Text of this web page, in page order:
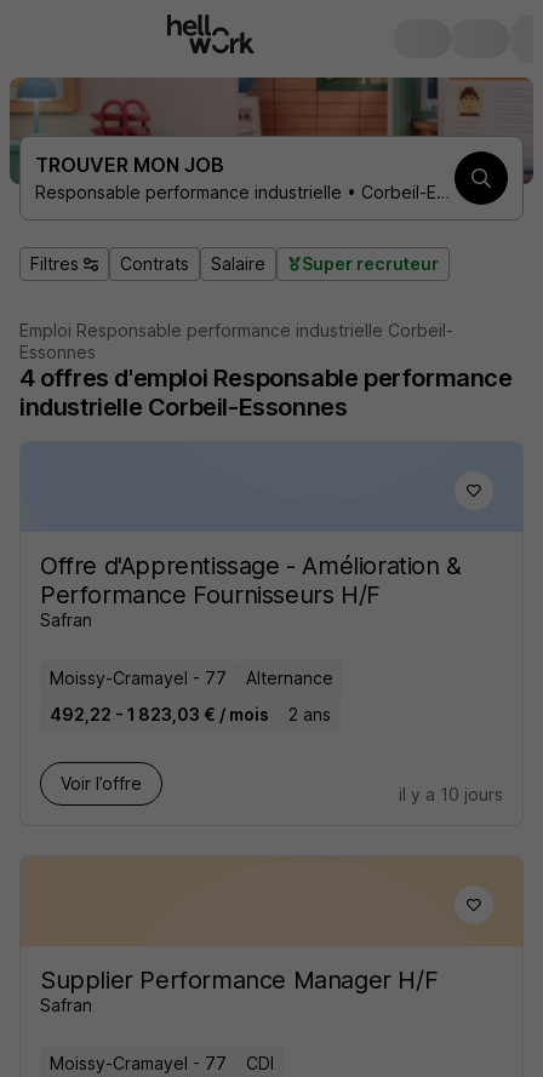
TROUVER MON JOB
Responsable performance industrielle • Corbeil-Essonnes 91100
Filtres Contrats Salaire Super recruteur
Emploi Responsable performance industrielle Corbeil-
Essonnes
4 offres d'emploi Responsable performance
industrielle Corbeil-Essonnes
Offre d'Apprentissage - Amélioration &
Performance Fournisseurs H/F
Safran
Moissy-Cramayel - 77
Alternance
492,22 - 1 823,03 € / mois
2 ans
Voir l’offre
il y a 10 jours
Supplier Performance Manager H/F
Safran
Moissy-Cramayel - 77 CDI